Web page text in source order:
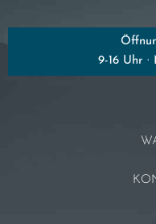
9-16 Uhr